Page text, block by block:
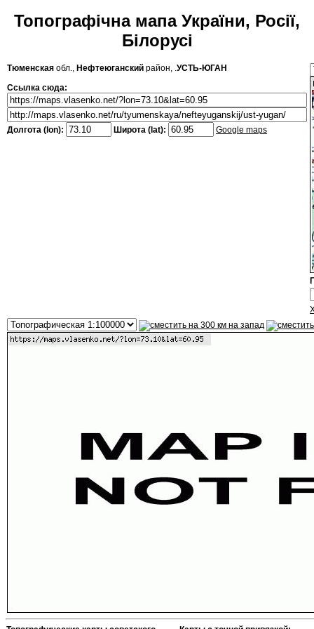
Топографічна мапа України, Росії,
Білорусі
Тюменская обл., Нефтеюганский район, .УСТЬ-ЮГАН
Ссылка сюда:
Долгота (lon): Широта (lat): Google maps